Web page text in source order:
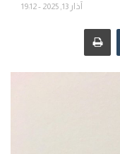
آذار 13, 2025 - 19:12